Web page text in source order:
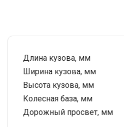
Длина кузова, мм
Ширина кузова, мм
Высота кузова, мм
Колесная база, мм
Дорожный просвет, мм